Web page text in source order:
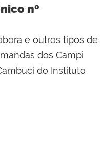
nº
e outros tipos de
dos Campi
do Instituto